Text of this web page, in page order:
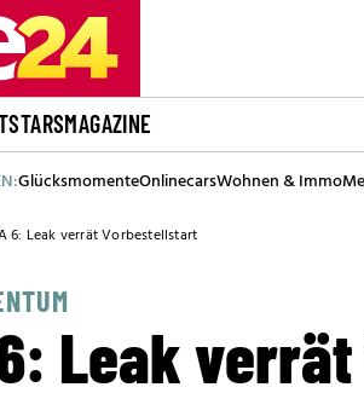
STARSMAGAZINE
GlücksmomenteOnlinecarsWohnen & Immo
6: Leak verrät Vorbestellstart
6: Leak